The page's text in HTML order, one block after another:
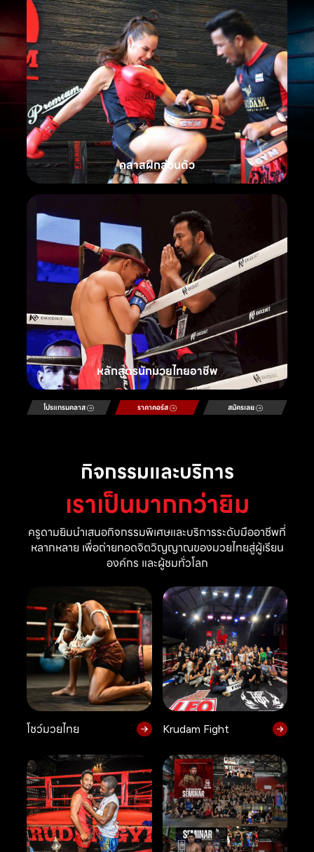
คลาสฝึกส่วนตัว
หลักสูตรนักมวยไทยอาชีพ
โปรแกรมคลาส ราคาคอร์ส สมัครเลย
กิจกรรมและบริการ
เราเป็นมากกว่ายิม
ครูดามยิมนำเสนอกิจกรรมพิเศษและบริการระดับมืออาชีพที่
หลากหลาย เพื่อถ่ายทอดจิตวิญญาณของมวยไทยสู่ผู้เรียน
องค์กร และผู้ชมทั่วโลก
โชว์มวยไทย Krudam Fight